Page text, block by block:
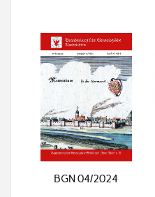
BGN 04/2024